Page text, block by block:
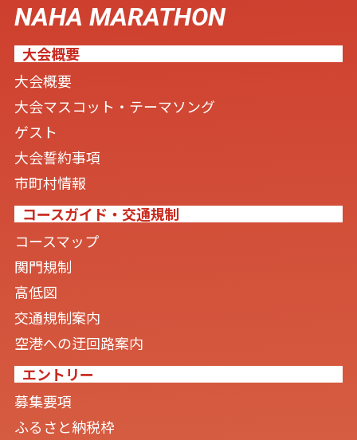
NAHA MARATHON
大会概要
大会概要
大会マスコット・テーマソング
ゲスト
大会誓約事項
市町村情報
コースガイド・交通規制
コースマップ
関門規制
高低図
交通規制案内
空港への迂回路案内
エントリー
募集要項
ふるさと納税枠